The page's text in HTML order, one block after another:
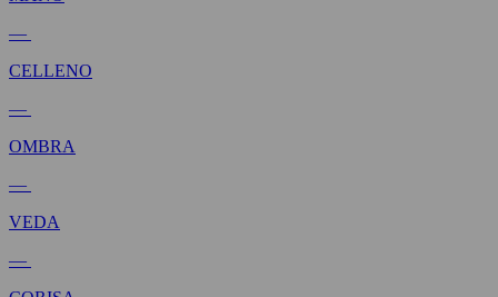
—
CELLENO
—
OMBRA
—
VEDA
—